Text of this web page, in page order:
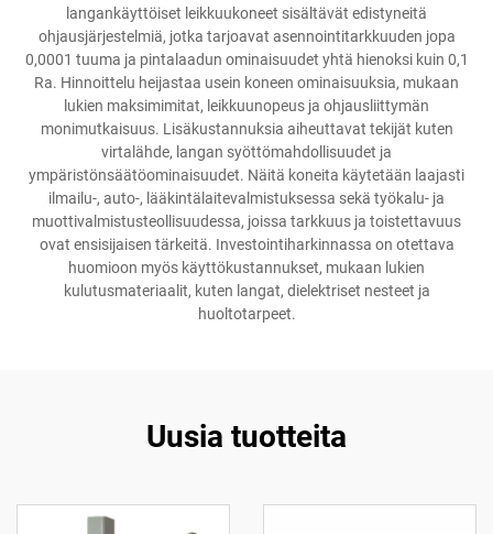
langankäyttöiset leikkuukoneet sisältävät edistyneitä
ohjausjärjestelmiä, jotka tarjoavat asennointitarkkuuden jopa
0,0001 tuuma ja pintalaadun ominaisuudet yhtä hienoksi kuin 0,1
Ra. Hinnoittelu heijastaa usein koneen ominaisuuksia, mukaan
lukien maksimimitat, leikkuunopeus ja ohjausliittymän
monimutkaisuus. Lisäkustannuksia aiheuttavat tekijät kuten
virtalähde, langan syöttömahdollisuudet ja
ympäristönsäätöominaisuudet. Näitä koneita käytetään laajasti
ilmailu-, auto-, lääkintälaitevalmistuksessa sekä työkalu- ja
muottivalmistusteollisuudessa, joissa tarkkuus ja toistettavuus
ovat ensisijaisen tärkeitä. Investointiharkinnassa on otettava
huomioon myös käyttökustannukset, mukaan lukien
kulutusmateriaalit, kuten langat, dielektriset nesteet ja
huoltotarpeet.
Uusia tuotteita